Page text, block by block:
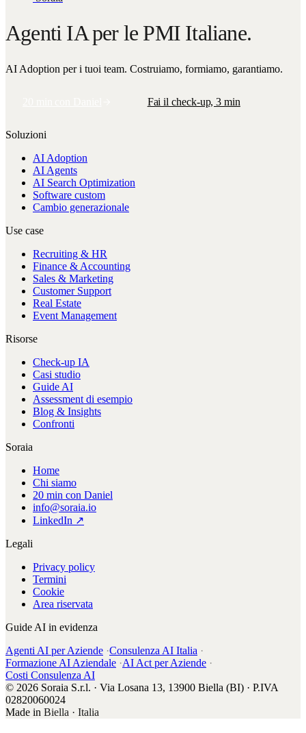
Agenti IA per le PMI Italiane.
AI Adoption per i tuoi team. Costruiamo, formiamo, garantiamo.
Fai il check-up, 3 min
Soluzioni
AI Adoption
AI Agents
AI Search Optimization
Software custom
Cambio generazionale
Use case
Recruiting & HR
Finance & Accounting
Sales & Marketing
Customer Support
Real Estate
Event Management
Risorse
Check-up IA
Casi studio
Guide AI
Assessment di esempio
Blog & Insights
Confronti
Soraia
Home
Chi siamo
20 min con Daniel
info@soraia.io
LinkedIn ↗
Legali
Privacy policy
Termini
Cookie
Area riservata
Guide AI in evidenza
Agenti AI per Aziende ·Consulenza AI Italia ·
Formazione AI Aziendale ·AI Act per Aziende ·
Costi Consulenza AI
© 2026 Soraia S.r.l. · Via Losana 13, 13900 Biella (BI) · P.IVA
02820060024
Made in Biella · Italia